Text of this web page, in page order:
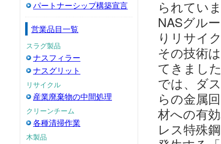
られてい
NASグル
りリサイ
その技術
てきまし
では、ダ
らの金属
材への有
レス特殊
パートナーシップ構築宣言
営業品目一覧
スラグ製品
ナスフィラー
ナスグリット
リサイクル
産業廃棄物の中間処理
クリーンチーム
各種清掃作業
木製品